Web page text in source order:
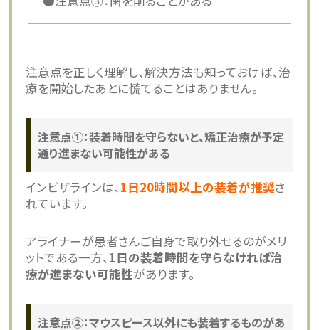
注意点を正しく理解し、解決方法も知っておけば、治
療を開始したあとに慌てることはありません。
注意点①：装着時間を守らないと、矯正治療が予定
通り進まない可能性がある
インビザラインは、1日20時間以上の装着が推奨さ
れています。
アライナーが患者さんご自身で取り外せるのがメリ
ットである一方、1日の装着時間を守らなければ治
療が進まない可能性があります。
注意点②：マウスピース以外にも装着するものがあ